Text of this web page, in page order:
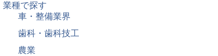
業種で探す
車・整備業界
歯科・歯科技工
農業